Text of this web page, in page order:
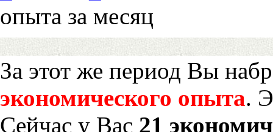
опыта за месяц
За этот же период Вы
экономического опыта.
Сейчас у Вас 21